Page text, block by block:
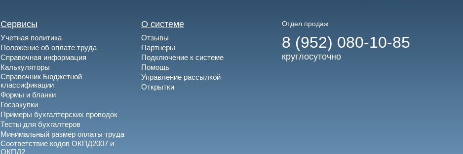
Сервисы
Учетная политика
Положение об оплате труда
Справочная информация
Калькуляторы
Справочник Бюджетной
классификации
Формы и бланки
Госзакупки
Примеры бухгалтерских проводок
Тесты для бухгалтеров
Минимальный размер оплаты труда
Соответствие кодов ОКПД2007 и
ОКПД2
О системе
Отзывы
Партнеры
Подключение к системе
Помощь
Управление рассылкой
Открытки
Отдел продаж
8 (952) 080-10-85
круглосуточно